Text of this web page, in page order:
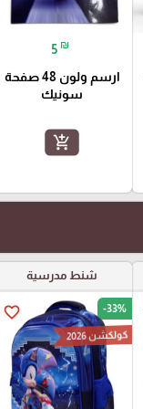
5 ₪
ارسم ولون 48 صفحة
سونيك
add_shopping_cart
شنط مدرسية
favorite_border -33%
كولكشن 2026